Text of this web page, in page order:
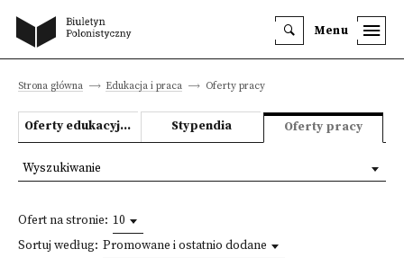
Menu
Strona główna Edukacja i praca Oferty pracy
Oferty edukacyjne Stypendia Oferty pracy
Ofert na stronie: 10
Sortuj według: Promowane i ostatnio dodane
Wyszukiwanie